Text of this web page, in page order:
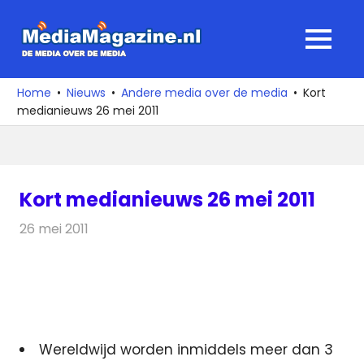
naar
media
over
de
MENU
Home Nieuws Andere media over de media
Kort
medianieuws 26 mei 2011
Kort medianieuws 26 mei 2011
26 mei 2011
Wereldwijd worden inmiddels meer dan 3